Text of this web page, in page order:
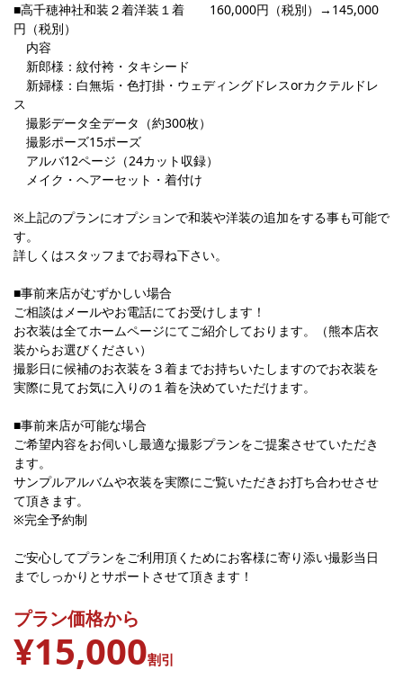
■高千穂神社和装２着洋装１着 160,000円（税別）→145,000
円（税別）
内容
新郎様：紋付袴・タキシード
新婦様：白無垢・色打掛・ウェディングドレスorカクテルドレ
ス
撮影データ全データ（約300枚）
撮影ポーズ15ポーズ
アルバ12ページ（24カット収録）
メイク・ヘアーセット・着付け
※上記のプランにオプションで和装や洋装の追加をする事も可能で
す。
詳しくはスタッフまでお尋ね下さい。
■事前来店がむずかしい場合
ご相談はメールやお電話にてお受けします！
お衣装は全てホームページにてご紹介しております。（熊本店衣
装からお選びください）
撮影日に候補のお衣装を３着までお持ちいたしますのでお衣装を
実際に見てお気に入りの１着を決めていただけます。
■事前来店が可能な場合
ご希望内容をお伺いし最適な撮影プランをご提案させていただき
ます。
サンプルアルバムや衣装を実際にご覧いただきお打ち合わせさせ
て頂きます。
※完全予約制
ご安心してプランをご利用頂くためにお客様に寄り添い撮影当日
までしっかりとサポートさせて頂きます！
プラン価格から
¥15,000割引